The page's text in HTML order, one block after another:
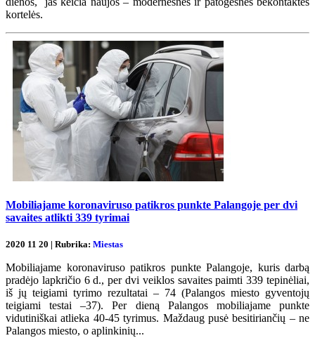
kortelės.
Mobiliajame koronaviruso patikros punkte Palangoje per dvi
savaites atlikti 339 tyrimai
2020 11 20 | Rubrika: Miestas
Mobiliajame koronaviruso patikros punkte Palangoje, kuris darbą
pradėjo lapkričio 6 d., per dvi veiklos savaites paimti 339 tepinėliai,
iš jų teigiami tyrimo rezultatai – 74 (Palangos miesto gyventojų
teigiami testai –37). Per dieną Palangos mobiliajame punkte
vidutiniškai atlieka 40-45 tyrimus. Maždaug pusė besitiriančių – ne
Palangos miesto, o aplinkinių...